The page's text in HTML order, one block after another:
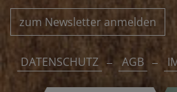
zum Newsletter anmelden
DATENSCHUTZ AGB